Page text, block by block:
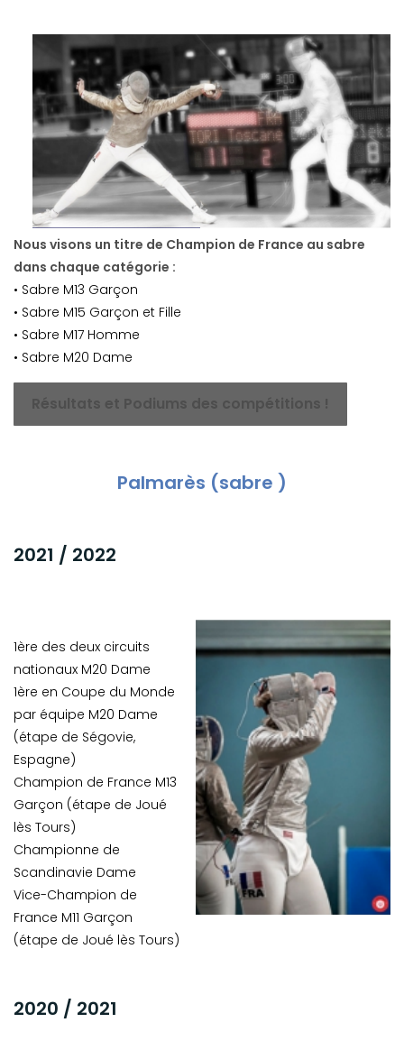
Nous visons un titre de Champion de France au sabre
dans chaque catégorie :
• Sabre M13 Garçon
• Sabre M15 Garçon et Fille
• Sabre M17 Homme
• Sabre M20 Dame
Résultats et Podiums des compétitions !
Palmarès (sabre )
2021 / 2022
1ère des deux circuits
nationaux M20 Dame
1ère en Coupe du Monde
par équipe M20 Dame
(étape de Ségovie,
Espagne)
Champion de France M13
Garçon (étape de Joué
lès Tours)
Championne de
Scandinavie Dame
Vice-Champion de
France M11 Garçon
(étape de Joué lès Tours)
2020 / 2021